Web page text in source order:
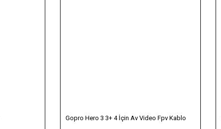
Gopro Hero 3 3+ 4 İçin Av Video Fpv Kablo